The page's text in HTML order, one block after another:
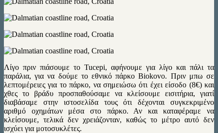
Λίγο πριν πιάσουμε το Tucepi, αφήνουμε για λίγο και πάλι τα
παράλια, για να δούμε το εθνικό πάρκο Biokovo. Πριν μπω σε
λεπτομέρειες για το πάρκο, να σημειώσω ότι έχει είσοδο (8€) και
χθες το βράδυ προσπαθούσαμε να κλείσουμε εισιτήρια, γιατί
διαβάσαμε στην ιστοσελίδα τους ότι δέχονται συγκεκριμένο
αριθμό οχημάτων μέσα στο πάρκο. Αν και καταφέραμε να
κλείσουμε, τελικά δεν χρειάζονταν, καθώς το μέτρο αυτό δεν
ισχύει για μοτοσυκλέτες.